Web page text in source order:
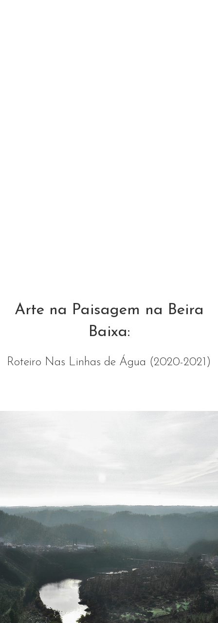
Arte na Paisagem na Beira
Baixa:
Roteiro Nas Linhas de Água (2020-2021)